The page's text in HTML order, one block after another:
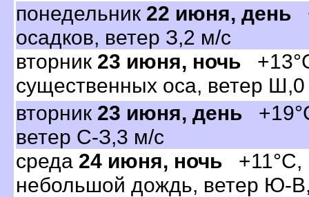
понедельник 22 июня, день
осадков, ветер З,2 м/с
торник 23 июня, ночь
существенных оса, ветер
торник 23 июня, день
етер С-З,3 м/с
среда 24 июня, ночь +11°C,
небольшой дождь, ветер Ю-